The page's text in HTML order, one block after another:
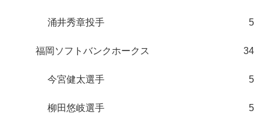
涌井秀章投手 5
福岡ソフトバンクホークス 34
今宮健太選手 5
柳田悠岐選手 5